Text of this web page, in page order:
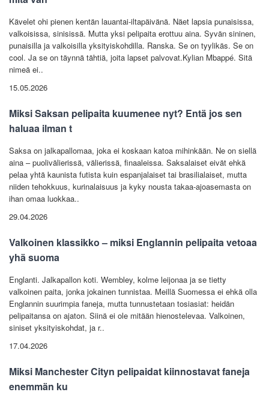
Kävelet ohi pienen kentän lauantai-iltapäivänä. Näet lapsia punaisissa,
valkoisissa, sinisissä. Mutta yksi pelipaita erottuu aina. Syvän sininen,
punaisilla ja valkoisilla yksityiskohdilla. Ranska. Se on tyylikäs. Se on
cool. Ja se on täynnä tähtiä, joita lapset palvovat.Kylian Mbappé. Sitä
nimeä ei..
15.05.2026
Miksi Saksan pelipaita kuumenee nyt? Entä jos sen
haluaa ilman t
Saksa on jalkapallomaa, joka ei koskaan katoa mihinkään. Ne on siellä
aina – puolivälierissä, välierissä, finaaleissa. Saksalaiset eivät ehkä
pelaa yhtä kaunista futista kuin espanjalaiset tai brasilialaiset, mutta
niiden tehokkuus, kurinalaisuus ja kyky nousta takaa-ajoasemasta on
ihan omaa luokkaa..
29.04.2026
Valkoinen klassikko – miksi Englannin pelipaita vetoaa
yhä suoma
Englanti. Jalkapallon koti. Wembley, kolme leijonaa ja se tietty
valkoinen paita, jonka jokainen tunnistaa. Meillä Suomessa ei ehkä olla
Englannin suurimpia faneja, mutta tunnustetaan tosiasiat: heidän
pelipaitansa on ajaton. Siinä ei ole mitään hienostelevaa. Valkoinen,
siniset yksityiskohdat, ja r..
17.04.2026
Miksi Manchester Cityn pelipaidat kiinnostavat faneja
enemmän ku